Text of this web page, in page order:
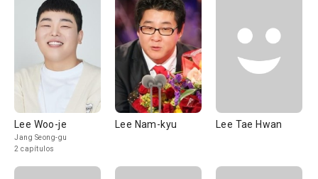
Lee Woo-je
Jang Seong-gu
2 capítulos
Lee Nam-kyu Lee Tae Hwan